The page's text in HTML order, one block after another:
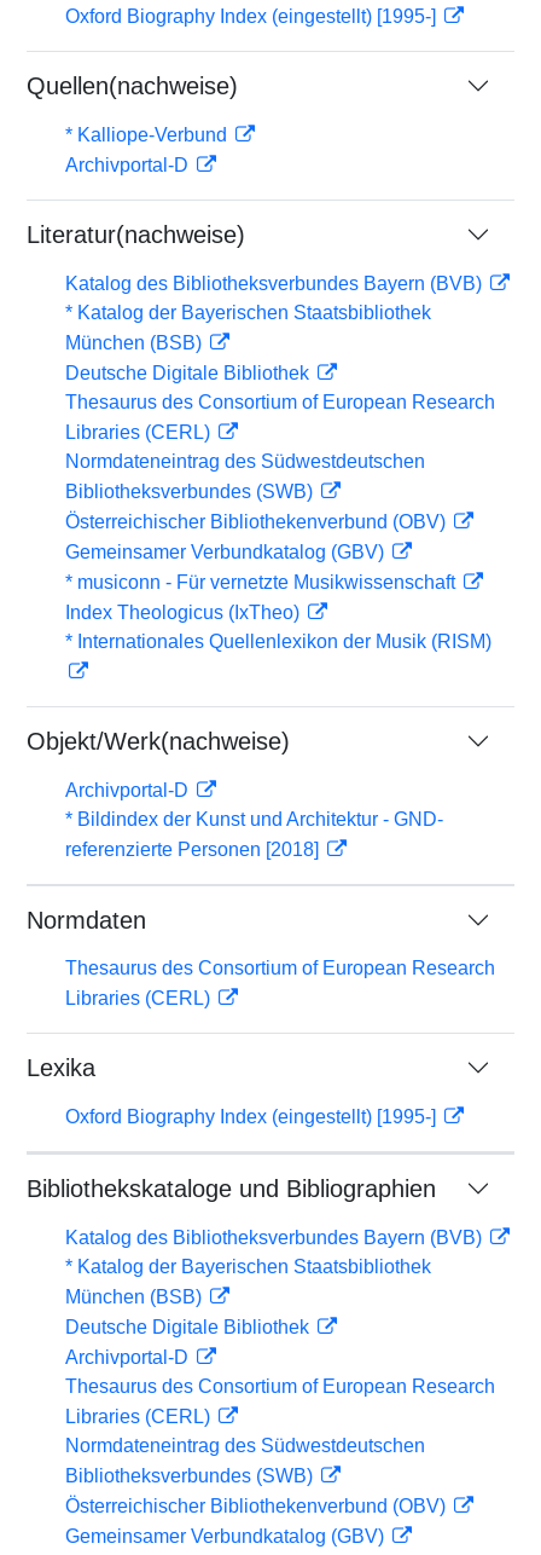
Oxford Biography Index (eingestellt) [1995-]
Quellen(nachweise)
* Kalliope-Verbund
Archivportal-D
Literatur(nachweise)
Katalog des Bibliotheksverbundes Bayern (BVB)
* Katalog der Bayerischen Staatsbibliothek
München (BSB)
Deutsche Digitale Bibliothek
Thesaurus des Consortium of European Research
Libraries (CERL)
Normdateneintrag des Südwestdeutschen
Bibliotheksverbundes (SWB)
Österreichischer Bibliothekenverbund (OBV)
Gemeinsamer Verbundkatalog (GBV)
* musiconn - Für vernetzte Musikwissenschaft
Index Theologicus (IxTheo)
* Internationales Quellenlexikon der Musik (RISM)
Objekt/Werk(nachweise)
Archivportal-D
* Bildindex der Kunst und Architektur - GND-
referenzierte Personen [2018]
Normdaten
Thesaurus des Consortium of European Research
Libraries (CERL)
Lexika
Oxford Biography Index (eingestellt) [1995-]
Bibliothekskataloge und Bibliographien
Katalog des Bibliotheksverbundes Bayern (BVB)
* Katalog der Bayerischen Staatsbibliothek
München (BSB)
Deutsche Digitale Bibliothek
Archivportal-D
Thesaurus des Consortium of European Research
Libraries (CERL)
Normdateneintrag des Südwestdeutschen
Bibliotheksverbundes (SWB)
Österreichischer Bibliothekenverbund (OBV)
Gemeinsamer Verbundkatalog (GBV)